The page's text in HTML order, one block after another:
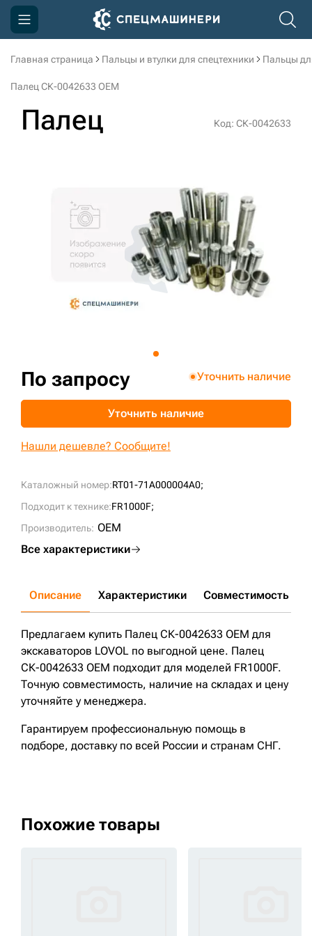
Главная страница Пальцы и втулки для спецтехники Пальцы
Палец СК-0042633 OEM
Палец Код: СК-0042633
Каталожный номер:RT01-71A000004A0;
Подходит к технике:FR1000F;
Производитель: OEM
Все характеристики
По запросу Уточнить наличие
Уточнить наличие
Нашли дешевле? Сообщите!
Описание Характеристики Совместимость
Предлагаем купить Палец СК-0042633 OEM для
экскаваторов LOVOL по выгодной цене. Палец
СК-0042633 OEM подходит для моделей FR1000F.
Точную совместимость, наличие на складах и цену
уточняйте у менеджера.
Гарантируем профессиональную помощь в
подборе, доставку по всей России и странам СНГ.
Похожие товары
Компания
Доставка и оплата
3D тур по производству
3D тур по складам
sksale@skdst.ru